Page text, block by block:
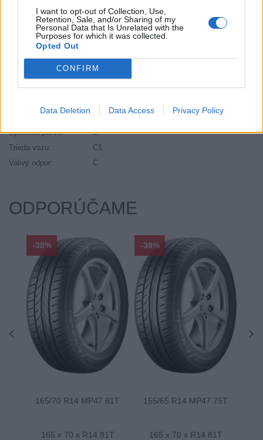
I want to opt-out of Collection, Use,
Retention, Sale, and/or Sharing of my
Personal Data that Is Unrelated with the
Purposes for which it was collected.
Opted Out
CONFIRM
Data Deletion Data Access Privacy Policy
Y
Index kg:
91 (615kg)
17
Priľnavosť na mokru:
B
Profil:
40
Letné
Spotreba paliva:
C
Trieda vozu:
C1
Valivý odpor:
C
ODPORÚČAME
-38%
165/70 R14 MP47 81T
165 x 70 x R14 81T
-38%
155/65 R14 MP47 75T
165 x 70 x R14 81T